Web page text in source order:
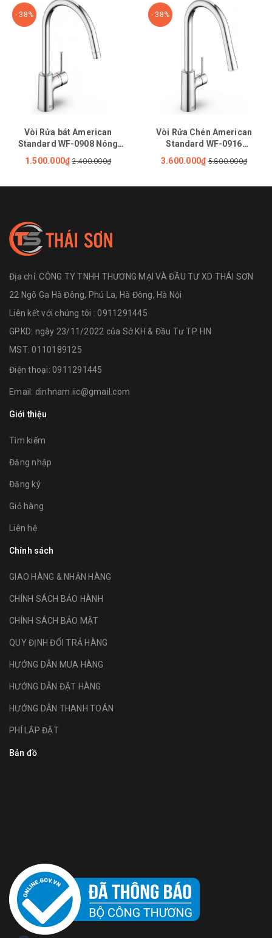
- 38%
Vòi Rửa bát American
Standard WF-0908 Nóng
Lạnh
1.500.000₫ 2.400.000₫
- 38%
Vòi Rửa Chén American
Standard WF-0916
(1009160000) Nóng Lạnh Rút
Dây Agate
3.600.000₫ 5.800.000₫
Địa chỉ:CÔNG TY TNHH THƯƠNG MẠI VÀ ĐẦU TƯ XD THÁI SƠN
22 Ngõ Ga Hà Đông, Phú La, Hà Đông, Hà Nội
Liên kết với chúng tôi : 0911291445
GPKD: ngày 23/11/2022 của Sở KH & Đầu Tư TP. HN
MST: 0110189125
Điện thoại: 0911291445
Email: dinhnam.iic@gmail.com
Giới thiệu
Tìm kiếm
Đăng nhập
Đăng ký
Giỏ hàng
Liên hệ
Chính sách
GIAO HÀNG & NHẬN HÀNG
CHÍNH SÁCH BẢO HÀNH
CHÍNH SÁCH BẢO MẬT
QUY ĐỊNH ĐỔI TRẢ HÀNG
HƯỚNG DẪN MUA HÀNG
HƯỚNG DẪN ĐẶT HÀNG
HƯỚNG DẪN THANH TOÁN
PHÍ LẮP ĐẶT
Bản đồ